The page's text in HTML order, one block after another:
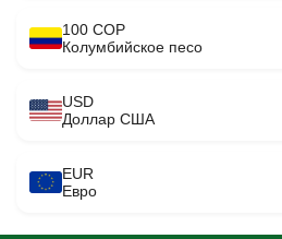
100 COP
Колумбийское песо
USD
Доллар США
EUR
Евро